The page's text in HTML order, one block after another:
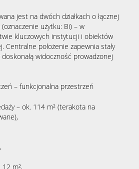
jest na dwóch działkach o łącznej
użytku: Bi) – w
kluczowych instytucji i obiektów
Centralne położenie zapewnia stały
widoczność prowadzonej
– funkcjonalna przestrzeń
– ok. 114 m² (terakota na
m²,